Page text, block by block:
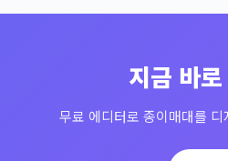
지금 바
무료 에디터로 종이매대를